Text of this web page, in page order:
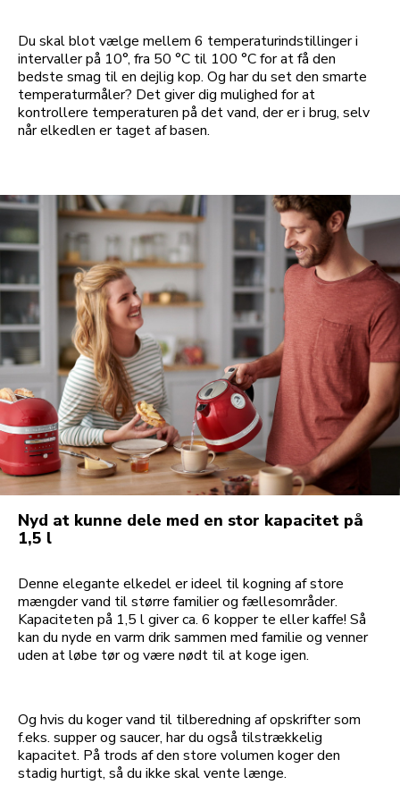
Du skal blot vælge mellem 6 temperaturindstillinger i
intervaller på 10°, fra 50 °C til 100 °C for at få den
bedste smag til en dejlig kop. Og har du set den smarte
temperaturmåler? Det giver dig mulighed for at
kontrollere temperaturen på det vand, der er i brug, selv
når elkedlen er taget af basen.
Nyd at kunne dele med en stor kapacitet på
1,5 l
Denne elegante elkedel er ideel til kogning af store
mængder vand til større familier og fællesområder.
Kapaciteten på 1,5 l giver ca. 6 kopper te eller kaffe! Så
kan du nyde en varm drik sammen med familie og venner
uden at løbe tør og være nødt til at koge igen.
Og hvis du koger vand til tilberedning af opskrifter som
f.eks. supper og saucer, har du også tilstrækkelig
kapacitet. På trods af den store volumen koger den
stadig hurtigt, så du ikke skal vente længe.